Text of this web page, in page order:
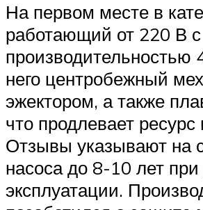
На первом месте в
работающий от 220 В с
производительностью
него центробежный
эжектором, а также
что продлевает
Отзывы указывают на
насоса до 8-10 лет при
эксплуатации.